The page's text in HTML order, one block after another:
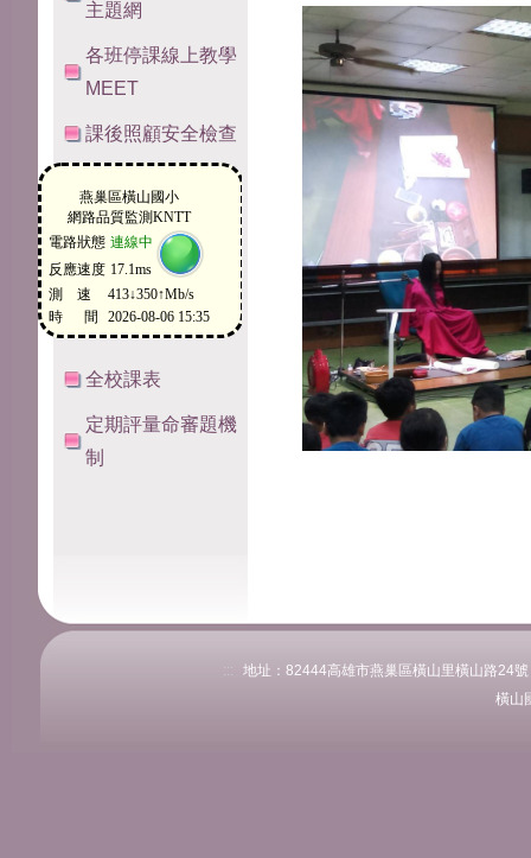
主題網
各班停課線上教學
MEET
課後照顧安全檢查
全校課表
定期評量命審題機
制
:::
地址：82444高雄市燕巢區橫山里橫山路24
橫山